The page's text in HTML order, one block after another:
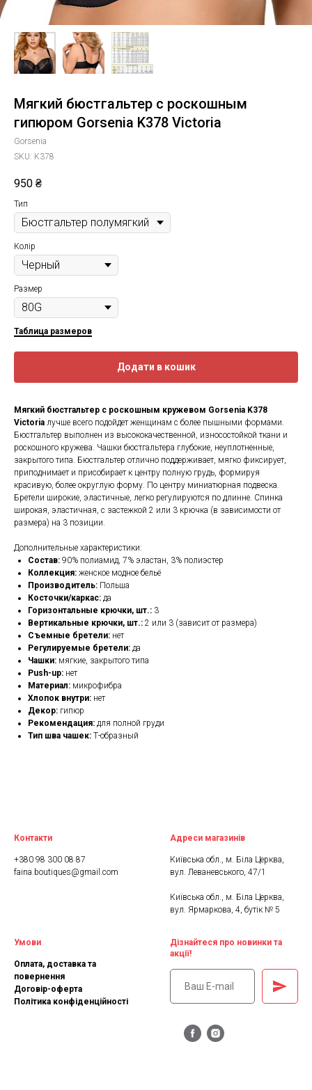
Мягкий бюстгальтер с роскошным
гипюром Gorsenia K378 Victoria
Gorsenia
SKU: K378
950 ₴
Тип
Колір
Размер
Таблица размеров
Додати в кошик
Мягкий бюстгальтер с роскошным кружевом Gorsenia K378
Victoria лучше всего подойдет женщинам с более пышными формами.
Бюстгальтер выполнен из высококачественной, износостойкой ткани и
роскошного кружева. Чашки бюстгальтера глубокие, неуплотненные,
закрытого типа. Бюстгальтер отлично поддерживает, мягко фиксирует,
приподнимает и присобирает к центру полную грудь, формируя
красивую, более округлую форму. По центру миниатюрная подвеска.
Бретели широкие, эластичные, легко регулируются по длинне. Спинка
широкая, эластичная, с застежкой 2 или 3 крючка (в зависимости от
размера) на 3 позиции.
Дополнительные характеристики:
Состав: 90% полиамид, 7% эластан, 3% полиэстер
Коллекция: женское модное бельё
Производитель: Польша
Косточки/каркас: да
Горизонтальные крючки, шт.: 3
Вертикальные крючки, шт.: 2 или 3 (зависит от размера)
Съемные бретели: нет
Регулируемые бретели: да
Чашки: мягкие, закрытого типа
Push-up: нет
Материал: микрофибра
Хлопок внутри: нет
Декор: гипюр
Рекомендация: для полной груди
Тип шва чашек: Т-образный
Контакти
+380 98 300 08 87
faina.boutiques@gmail.com
Адреси магазинів
Київська обл., м. Біла Церква,
вул. Леваневського, 47/1
Київська обл., м. Біла Церква,
вул. Ярмаркова, 4, бутік № 5
Умови
Оплата, доставка та
повернення
Договір-оферта
Політика конфіденційності
Дізнайтеся про новинки та
акції!